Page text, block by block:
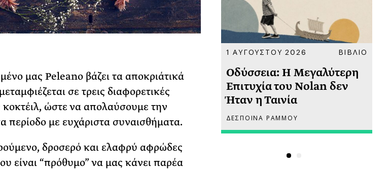
μας Peleano βάζει τα αποκριάτικά
σε τρεις διαφορετικές
κοκτέιλ, ώστε να απολαύσουμε την
περίοδο με ευχάριστα συναισθήματα.
δροσερό και ελαφρύ αφρώδες
είναι “πρόθυμο” να μας κάνει παρέα
Το Καλοκαίρι που
Φωτογραφίζεται πριν
Ακόμη Αρχίσει
ΡΙΑ ΣΠΥΡΟΥ
1 ΑΥΓΟΥΣΤΟΥ 2026 ΒΙΒΛΙΟ
Οδύσσεια: Η Μεγαλύτερη
Επιτυχία του Nolan δεν
Ήταν η Ταινία
ΔΕΣΠΟΙΝΑ ΡΑΜΜΟΥ